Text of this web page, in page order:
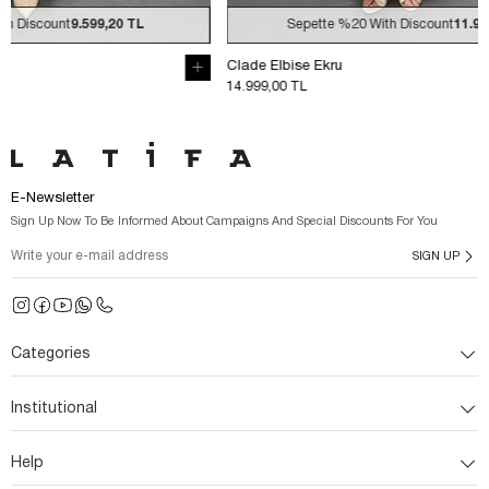
Sepette %20 11.999,20 TL
E-Newsletter
Sign Up Now To Be Informed About Campaigns And Special Discounts For You
SIGN UP
Categories
Institutional
Help